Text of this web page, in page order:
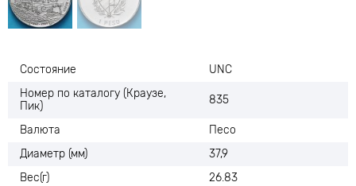
Состояние
UNC
Номер по каталогу (Краузе,
Пик)
835
Валюта
Песо
Диаметр (мм)
37,9
Вес(г)
26.83